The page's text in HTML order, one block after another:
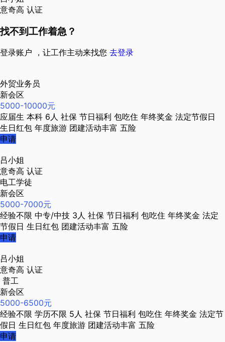
意奇高 认证
找不到工作着急？
登录账户 ，让工作主动来找您 去登录
外贸业务员
新会区
5000-10000元
应届生 本科 6人 社保 节日福利 包吃住 年终奖金 法定节假日
生日红包 年度旅游 团建活动丰富 五险
申请
吕小姐
意奇高 认证
电工学徒
新会区
5000-7000元
经验不限 中专/中技 3人 社保 节日福利 包吃住 年终奖金 法定
节假日 生日红包 团建活动丰富 五险
申请
吕小姐
意奇高 认证
普工
新会区
5000-6500元
经验不限 学历不限 5人 社保 节日福利 包吃住 年终奖金 法定节
假日 生日红包 年度旅游 团建活动丰富 五险
申请